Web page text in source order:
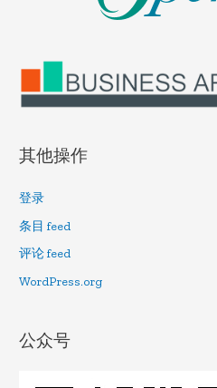
其他操作
登录
条目 feed
评论 feed
WordPress.org
公众号